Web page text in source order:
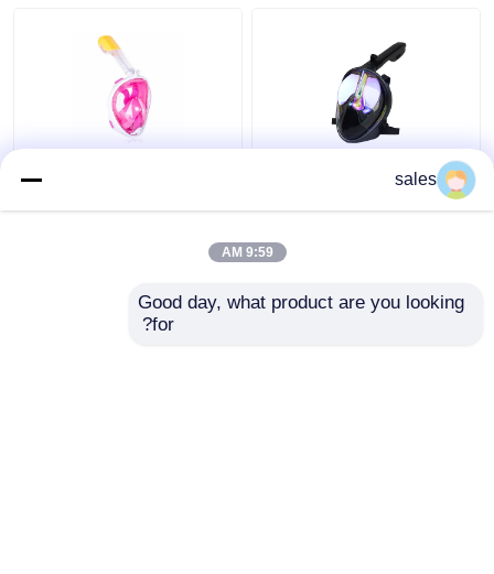
کامل صورت با استفاده از
غواصی مایع غواصی مایع
sales
9:59 AM
Good day, what product are you looking
for?